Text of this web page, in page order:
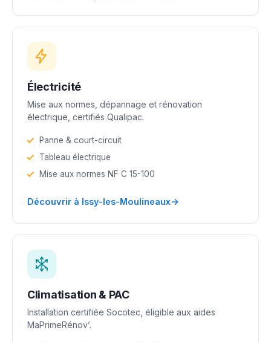
Électricité
Mise aux normes, dépannage et rénovation
électrique, certifiés Qualipac.
Panne & court-circuit
Tableau électrique
Mise aux normes NF C 15-100
Découvrir à Issy-les-Moulineaux→
Climatisation & PAC
Installation certifiée Socotec, éligible aux aides
MaPrimeRénov’.